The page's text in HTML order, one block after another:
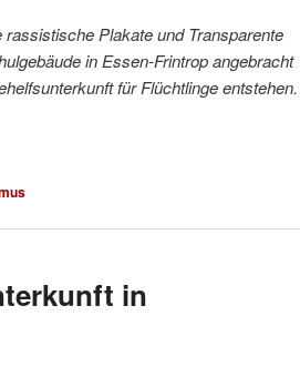
Plakate und Transparente
in Essen-Frintrop angebracht
für Flüchtlinge entstehen.
in